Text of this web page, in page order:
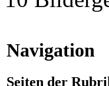
Navigation
Seiten der